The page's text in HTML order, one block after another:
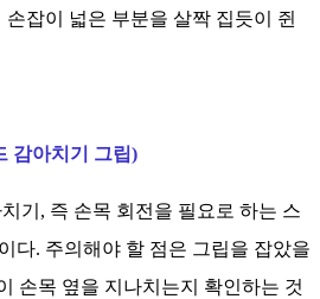
잡이 넓은 부분을 살짝 집듯이 쥔
감아치기 그립)
기, 즉 손목 회전을 필요로 하는 스
다. 주의해야 할 점은 그립을 잡았을
손목 옆을 지나치는지 확인하는 것